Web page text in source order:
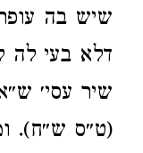
שיש בה
דלא בעי לה
שיר עסי׳
(ט״ס ש״ח).